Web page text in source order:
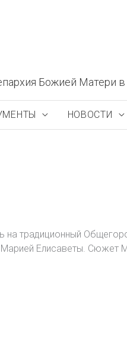
Божией Матери
НОВОСТИ
на традиционный
Елисаветы. Сюжет